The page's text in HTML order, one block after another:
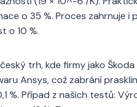
o 35 %. Proces zahrnuje
o 10 %.
trh, kde firmy jako
Ansys, což zabrání
%. Případ z našich testů: